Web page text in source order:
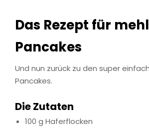
Das Rezept für
Pancakes
Und nun zurück zu den super
Pancakes.
Die Zutaten
100 g Haferflocken